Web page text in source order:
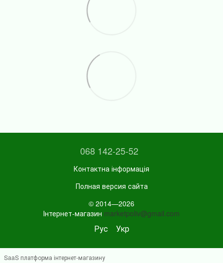
068 142-25-52
Контактна інформація
Полная версия сайта
© 2014—2026
Інтернет-магазин marketpoliv@gmail.com
Рус Укр
SaaS платформа інтернет-магазину